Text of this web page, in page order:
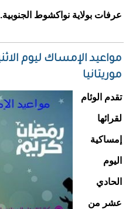
عرفات بولاية نواكشوط الجنوبية.
موريتانيا
تقدم الوئام
لقرائها
إمساكية
اليوم
الحادي
عشر من